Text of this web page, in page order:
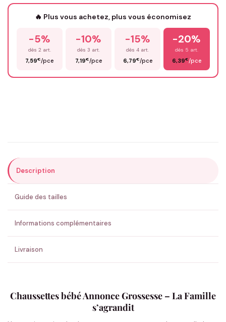
Prénom*
ENVOYER MA DEMANDE ✨
💚 Retour sous 24-48h🇫🇷 Flocage en France✅ Validation avant fabrication
🔥 Plus vous achetez, plus vous économisez
-5%
dès 2 art.
7,59€/pce
-10%
dès 3 art.
7,19€/pce
-15%
dès 4 art.
6,79€/pce
-20%
dès 5 art.
6,39€/pce
Description
Guide des tailles
Informations complémentaires
Livraison
Chaussettes bébé Annonce Grossesse – La Famille
s’agrandit